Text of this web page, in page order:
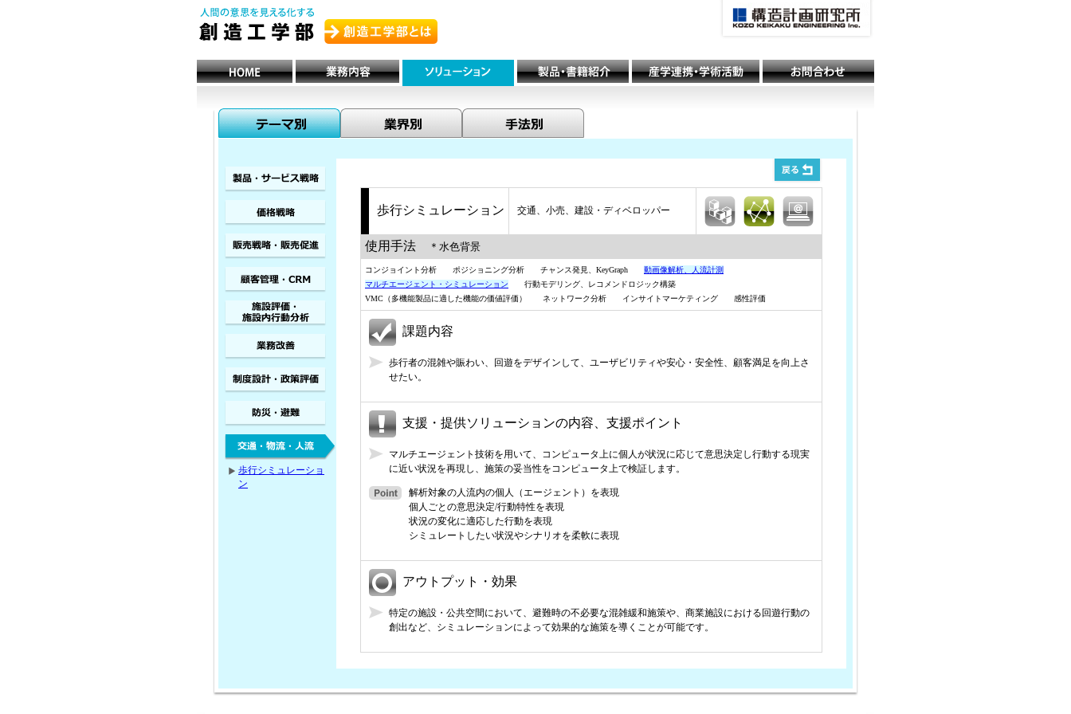
歩行シミュレーショ
ン
歩行シミュレーション 交通、小売、建設・ディベロッパー
使用手法 ＊水色背景
コンジョイント分析 ポジショニング分析 チャンス発見、KeyGraph 動画像解析、人流計測
マルチエージェント・シミュレーション 行動モデリング、レコメンドロジック構築
VMC（多機能製品に適した機能の価値評価） ネットワーク分析 インサイトマーケティング 感性評価
課題内容
歩行者の混雑や賑わい、回遊をデザインして、ユーザビリティや安心・安全性、顧客満足を向上さ
せたい。
支援・提供ソリューションの内容、支援ポイント
マルチエージェント技術を用いて、コンピュータ上に個人が状況に応じて意思決定し行動する現実
に近い状況を再現し、施策の妥当性をコンピュータ上で検証します。
解析対象の人流内の個人（エージェント）を表現
個人ごとの意思決定/行動特性を表現
状況の変化に適応した行動を表現
シミュレートしたい状況やシナリオを柔軟に表現
アウトプット・効果
特定の施設・公共空間において、避難時の不必要な混雑緩和施策や、商業施設における回遊行動の
創出など、シミュレーションによって効果的な施策を導くことが可能です。